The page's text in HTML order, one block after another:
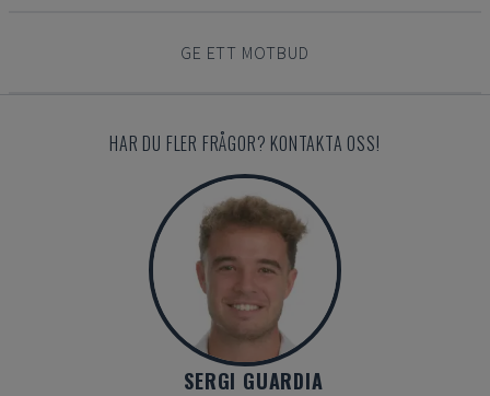
GE ETT MOTBUD
HAR DU FLER FRÅGOR? KONTAKTA OSS!
SERGI GUARDIA